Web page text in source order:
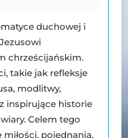
duchowej i
chrześcijańskim.
takie jak refleksje
modlitwy,
inspirujące historie
Celem tego
pojednania,